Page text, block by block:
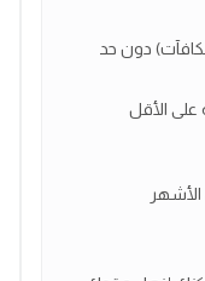
دون حد
لمدة 240 ساعة على الأقل